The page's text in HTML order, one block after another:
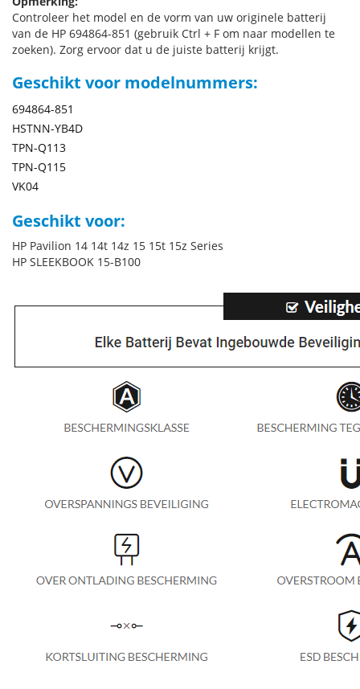
Controleer het model en de vorm van uw originele batterij
van de HP 694864-851 (gebruik Ctrl + F om naar modellen te
zoeken). Zorg ervoor dat u de juiste batterij krijgt.
Geschikt voor modelnummers:
694864-851
HSTNN-YB4D
TPN-Q113
TPN-Q115
VK04
Geschikt voor:
HP Pavilion 14 14t 14z 15 15t 15z Series
HP SLEEKBOOK 15-B100